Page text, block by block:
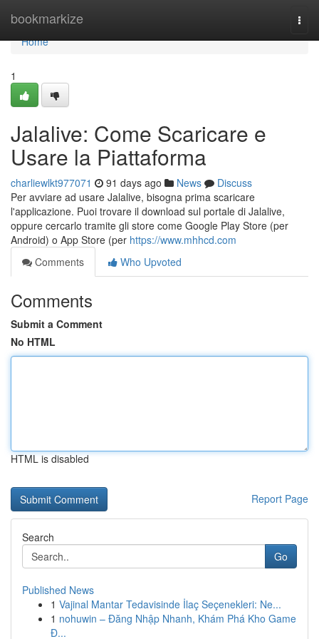
bookmarkize
Home
Home
1
Jalalive: Come Scaricare e
Usare la Piattaforma
charliewlkt977071 91 days ago News
Discuss
Per avviare ad usare Jalalive, bisogna prima scaricare
l'applicazione. Puoi trovare il download sul portale di Jalalive,
oppure cercarlo tramite gli store come Google Play Store (per
Android) o App Store (per https://www.mhhcd.com
Comments
Who Upvoted
Comments
Submit a Comment
No HTML
HTML is disabled
Report Page
Search
Go
Published News
1 Vajinal Mantar Tedavisinde İlaç Seçenekleri: Ne...
1 nohuwin – Đăng Nhập Nhanh, Khám Phá Kho Game
Đ...